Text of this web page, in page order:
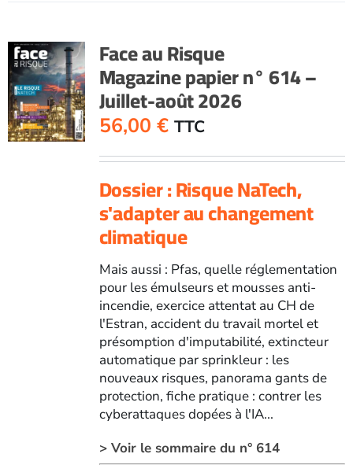
572
-
Mai
2021
Face au Risque
Magazine papier n° 614 –
Juillet-août 2026
56,00 € TTC
Dossier : Risque NaTech,
s'adapter au changement
climatique
Mais aussi : Pfas, quelle réglementation
pour les émulseurs et mousses anti-
incendie, exercice attentat au CH de
l'Estran, accident du travail mortel et
présomption d'imputabilité, extincteur
automatique par sprinkleur : les
nouveaux risques, panorama gants de
protection, fiche pratique : contrer les
cyberattaques dopées à l'IA...
> Voir le sommaire du n° 614